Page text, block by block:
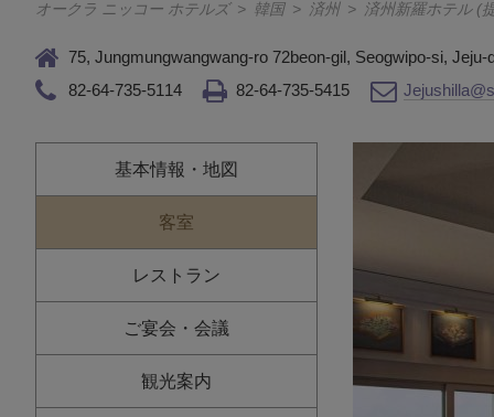
オークラ ニッコー ホテルズ > 韓国 > 済州 > 済州新羅ホテル (
75, Jungmungwangwang-ro 72beon-gil, Seogwipo-si, Jeju-
82-64-735-5114
82-64-735-5415
基本情報・地図
客室
レストラン
ご宴会・会議
観光案内